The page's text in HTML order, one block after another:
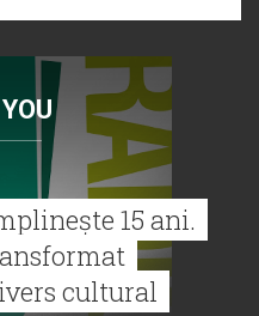
15 ani.
cultural